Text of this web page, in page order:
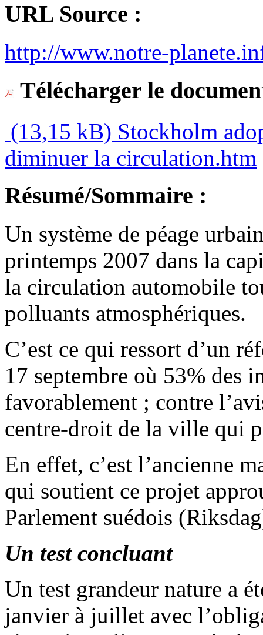
URL Source :
http://www.notre-
Télécharger le
(13,15 kB) Stockholm
diminuer la circulation.htm
Résumé/Sommaire :
Un système de péage
printemps 2007 dans la
la circulation automobile
polluants atmosphériques.
C’est ce qui ressort d’un
17 septembre où 53% des
favorablement ; contre
centre-droit de la ville qui
En effet, c’est l’ancienne
qui soutient ce projet
Parlement suédois
Un test concluant
Un test grandeur nature a
janvier à juillet avec